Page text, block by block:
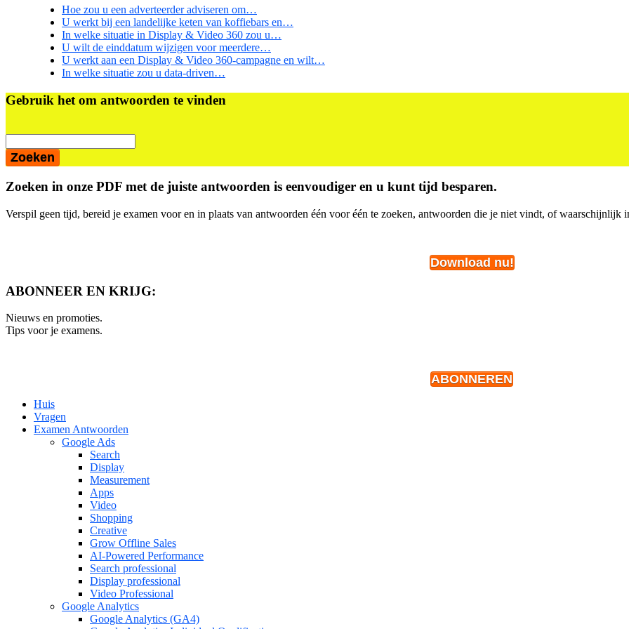
Hoe zou u een adverteerder adviseren om…
U werkt bij een landelijke keten van koffiebars en…
In welke situatie in Display & Video 360 zou u…
U wilt de einddatum wijzigen voor meerdere…
U werkt aan een Display & Video 360-campagne en wilt…
In welke situatie zou u data-driven…
Primaire
Gebruik het om antwoorden te vinden
Zoeken in onze PDF met de juiste antwoorden is eenvoudiger en u kunt tijd besparen.
Verspil geen tijd, bereid je examen voor en in plaats van antwoorden één voor één te zoeken, antwoorden die je niet vindt, of waarschijnlijk
Download nu!
ABONNEER EN KRIJG:
Nieuws en promoties.
Tips voor je examens.
ABONNEREN
Huis
Vragen
Examen Antwoorden
Google Ads
Search
Display
Measurement
Apps
Video
Shopping
Creative
Grow Offline Sales
AI-Powered Performance
Search professional
Display professional
Video Professional
Google Analytics
Google Analytics (GA4)